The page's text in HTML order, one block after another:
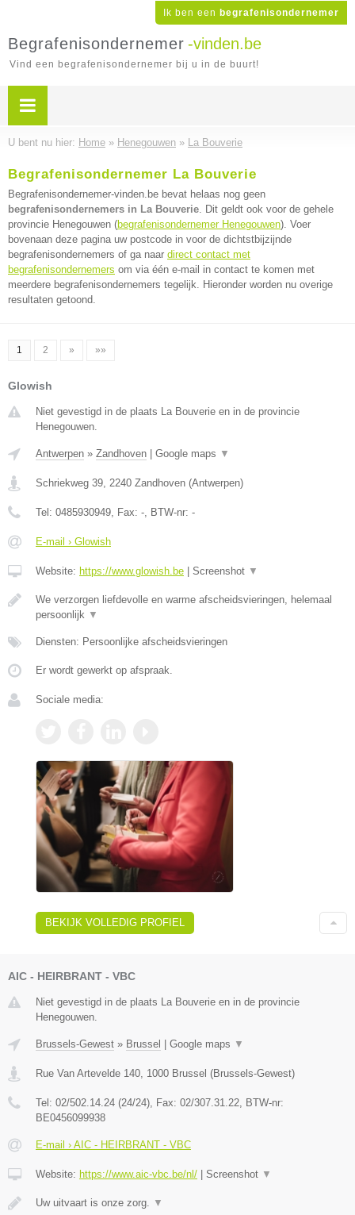
Ik ben een begrafenisondernemer
Begrafenisondernemer -vinden.be
Vind een begrafenisondernemer bij u in de buurt!
U bent nu hier: Home » Henegouwen » La Bouverie
Begrafenisondernemer La Bouverie
Begrafenisondernemer-vinden.be bevat helaas nog geen
begrafenisondernemers in La Bouverie. Dit geldt ook voor de gehele
provincie Henegouwen (begrafenisondernemer Henegouwen). Voer
bovenaan deze pagina uw postcode in voor de dichtstbijzijnde
begrafenisondernemers of ga naar direct contact met
begrafenisondernemers om via één e-mail in contact te komen met
meerdere begrafenisondernemers tegelijk. Hieronder worden nu overige
resultaten getoond.
1 2 » »»
Glowish
Niet gevestigd in de plaats La Bouverie en in de provincie
Henegouwen.
Antwerpen » Zandhoven Google maps ▼
Schriekweg 39, 2240 Zandhoven (Antwerpen)
Tel: 0485930949, Fax: -, BTW-nr: -
E-mail › Glowish
Website: https://www.glowish.be Screenshot ▼
We verzorgen liefdevolle en warme afscheidsvieringen, helemaal
persoonlijk ▼
Diensten: Persoonlijke afscheidsvieringen
Er wordt gewerkt op afspraak.
Sociale media:
BEKIJK VOLLEDIG PROFIEL
AIC - HEIRBRANT - VBC
Niet gevestigd in de plaats La Bouverie en in de provincie
Henegouwen.
Brussels-Gewest » Brussel | Google maps ▼
Rue Van Artevelde 140 1000 Brussel (Brussels-Gewest)
Tel: 02/502.14.24 (24/24) , Fax: 02/307.31.22 , BTW-nr:
BE0456099938
E-mail › AIC - HEIRBRANT - VBC
Website: https://www.aic-vbc.be/nl/ | Screenshot ▼
Uw uitvaart is onze zorg. ▼